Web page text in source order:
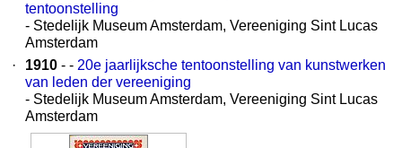
tentoonstelling
- Stedelijk Museum Amsterdam, Vereeniging Sint Lucas
Amsterdam
·
1910 - - 20e jaarlijksche tentoonstelling van kunstwerken
van leden der vereeniging
- Stedelijk Museum Amsterdam, Vereeniging Sint Lucas
Amsterdam